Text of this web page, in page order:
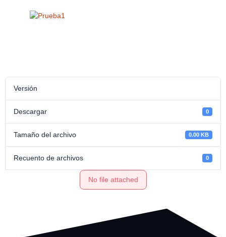
Versión
Descargar 0
Tamaño del archivo 0.00 KB
Recuento de archivos 0
No file attached